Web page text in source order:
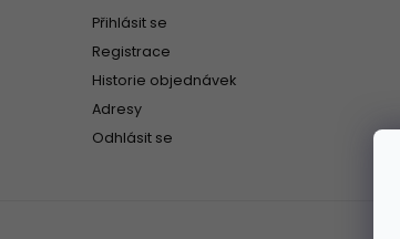
Přihlásit se
Registrace
Historie objednávek
Adresy
Odhlásit se